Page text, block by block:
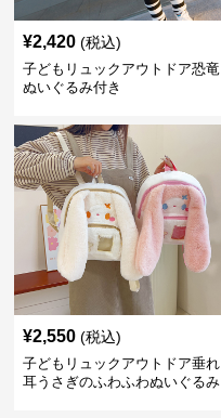
¥2,420 (税込)
子どもリュックアウトドア恐竜
ぬいぐるみ付き
¥2,550 (税込)
子どもリュックアウトドア垂れ
耳うさぎのふわふわぬいぐるみ